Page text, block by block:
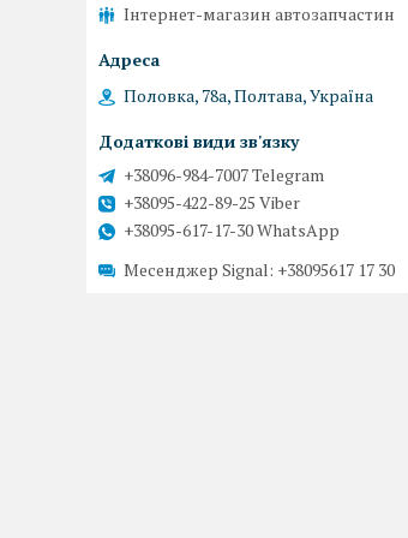
Інтернет-магазин автозапчастин
Половка, 78а, Полтава, Україна
+38096-984-7007 Telegram
+38095-422-89-25 Viber
+38095-617-17-30 WhatsApp
Месенджер Signal +38095617 17 30